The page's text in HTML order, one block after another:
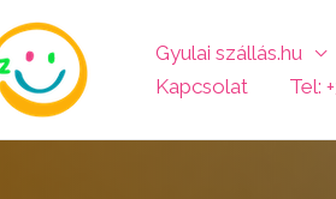
Gyulai szállás.hu
Kapcsolat
Tel: